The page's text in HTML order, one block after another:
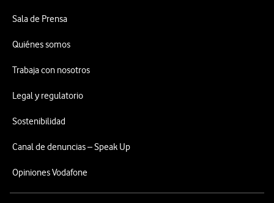
Sala de Prensa
Quiénes somos
Trabaja con nosotros
Legal y regulatorio
Sostenibilidad
Canal de denuncias – Speak Up
Opiniones Vodafone